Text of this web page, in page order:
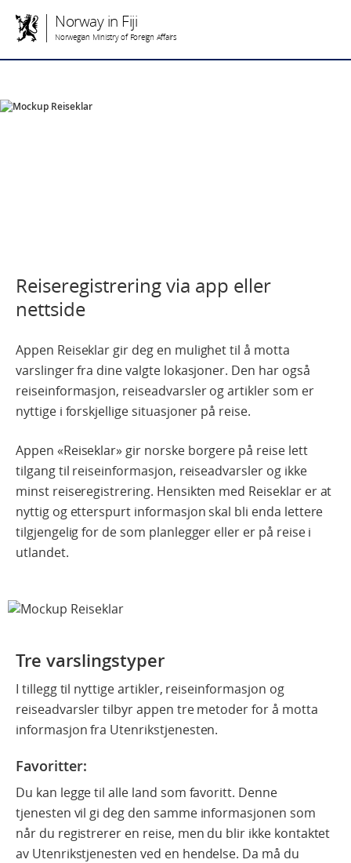
Norway in Fiji
Norwegian Ministry of Foreign Affairs
Reiseregistrering via app eller
nettside
Appen Reiseklar gir deg en mulighet til å motta
varslinger fra dine valgte lokasjoner. Den har også
reiseinformasjon, reiseadvarsler og artikler som er
nyttige i forskjellige situasjoner på reise.
Appen «Reiseklar» gir norske borgere på reise lett
tilgang til reiseinformasjon, reiseadvarsler og ikke
minst reiseregistrering. Hensikten med Reiseklar er at
nyttig og etterspurt informasjon skal bli enda lettere
tilgjengelig for de som planlegger eller er på reise i
utlandet.
Tre varslingstyper
I tillegg til nyttige artikler, reiseinformasjon og
reiseadvarsler tilbyr appen tre metoder for å motta
informasjon fra Utenrikstjenesten.
Favoritter:
Du kan legge til alle land som favoritt. Denne
tjenesten vil gi deg den samme informasjonen som
når du registrerer en reise, men du blir ikke kontaktet
av Utenrikstjenesten ved en hendelse. Da må du